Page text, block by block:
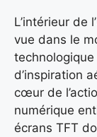
L’intérieur de
vue dans le
d’inspiration
cœur de
numérique
écrans TFT